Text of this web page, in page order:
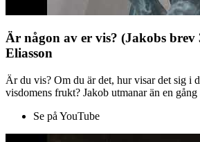
Är någon av er vis? (Jakobs brev
Eliasson
Är du vis? Om du är det, hur visar det sig i
visdomens frukt? Jakob utmanar än en gång
Se på YouTube